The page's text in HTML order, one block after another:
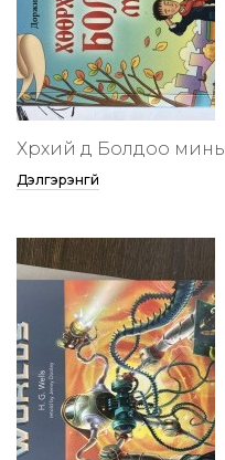
Хөөрхий дөө Болдоо минь
Дэлгэрэнгүй